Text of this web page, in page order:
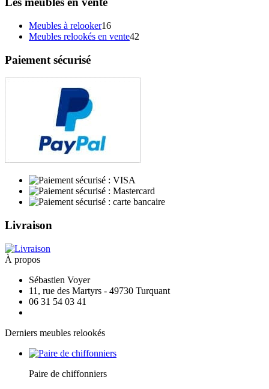
Meubles à relooker1616
produits
Meubles relookés en vente42
Paiement sécurisé
Livraison
À propos
Sébastien Voyer
11, rue des Martyrs - 49730 Turquant
06 31 54 03 41
Derniers meubles relookés
Paire de chiffonniers